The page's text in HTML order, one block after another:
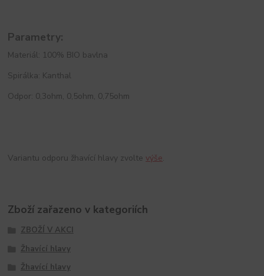
Parametry:
Materiál: 100% BIO bavlna
Spirálka: Kanthal
Odpor: 0,3ohm, 0,5ohm, 0,75ohm
Variantu odporu žhavící hlavy zvoltevýše.
Zboží zařazeno v kategoriích
ZBOŽÍ V AKCI
Žhavící hlavy
Žhavící hlavy